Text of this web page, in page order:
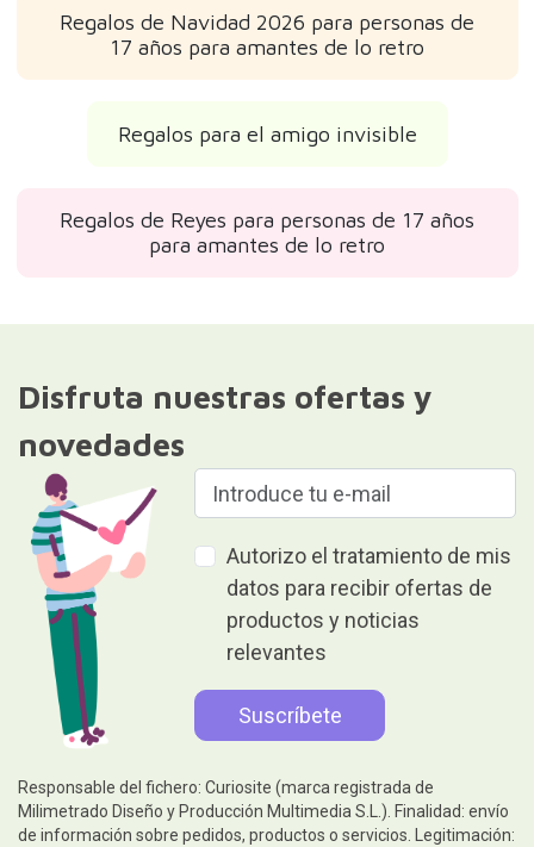
Regalos de Navidad 2026 para personas de
17 años para amantes de lo retro
Regalos para el amigo invisible
Regalos de Reyes para personas de 17 años
para amantes de lo retro
Disfruta nuestras ofertas y
novedades
Autorizo el tratamiento de mis
datos para recibir ofertas de
productos y noticias
relevantes
Responsable del fichero: Curiosite (marca registrada de
Milimetrado Diseño y Producción Multimedia S.L.). Finalidad: envío
de información sobre pedidos, productos o servicios. Legitimación: